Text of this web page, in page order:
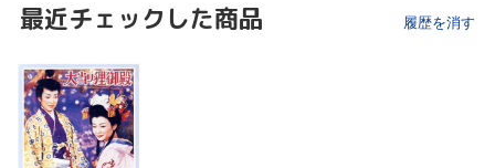
最近チェックした商品 履歴を消す